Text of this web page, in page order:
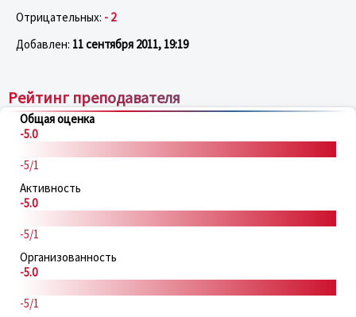
Отрицательных: - 2
Добавлен: 11 сентября 2011, 19:19
Рейтинг преподавателя
Общая оценка
-5.0
-5/1
Активность
-5.0
-5/1
Организованность
-5.0
-5/1